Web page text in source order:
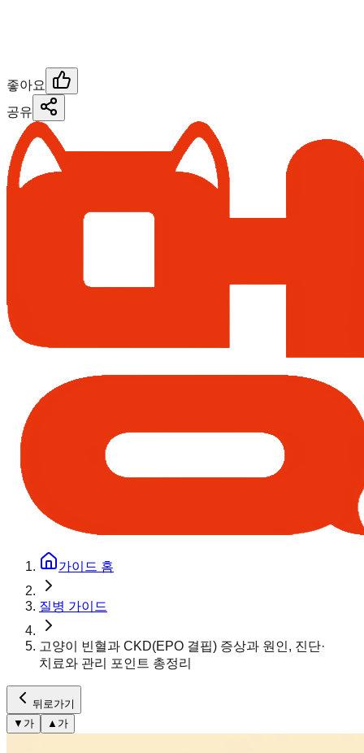
좋아요
공유
가이드 홈
질병 가이드
고양이 빈혈과 CKD(EPO 결핍) 증상과 원인, 진단·
치료와 관리 포인트 총정리
뒤로가기
▼ 가 ▲ 가